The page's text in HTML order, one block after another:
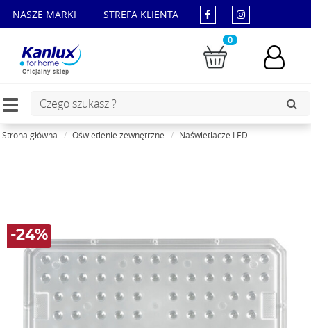
NASZE MARKI STREFA KLIENTA
Oficjalny sklep
0
Toggle
Strona główna Oświetlenie zewnętrzne Naświetlacze LED
-24%